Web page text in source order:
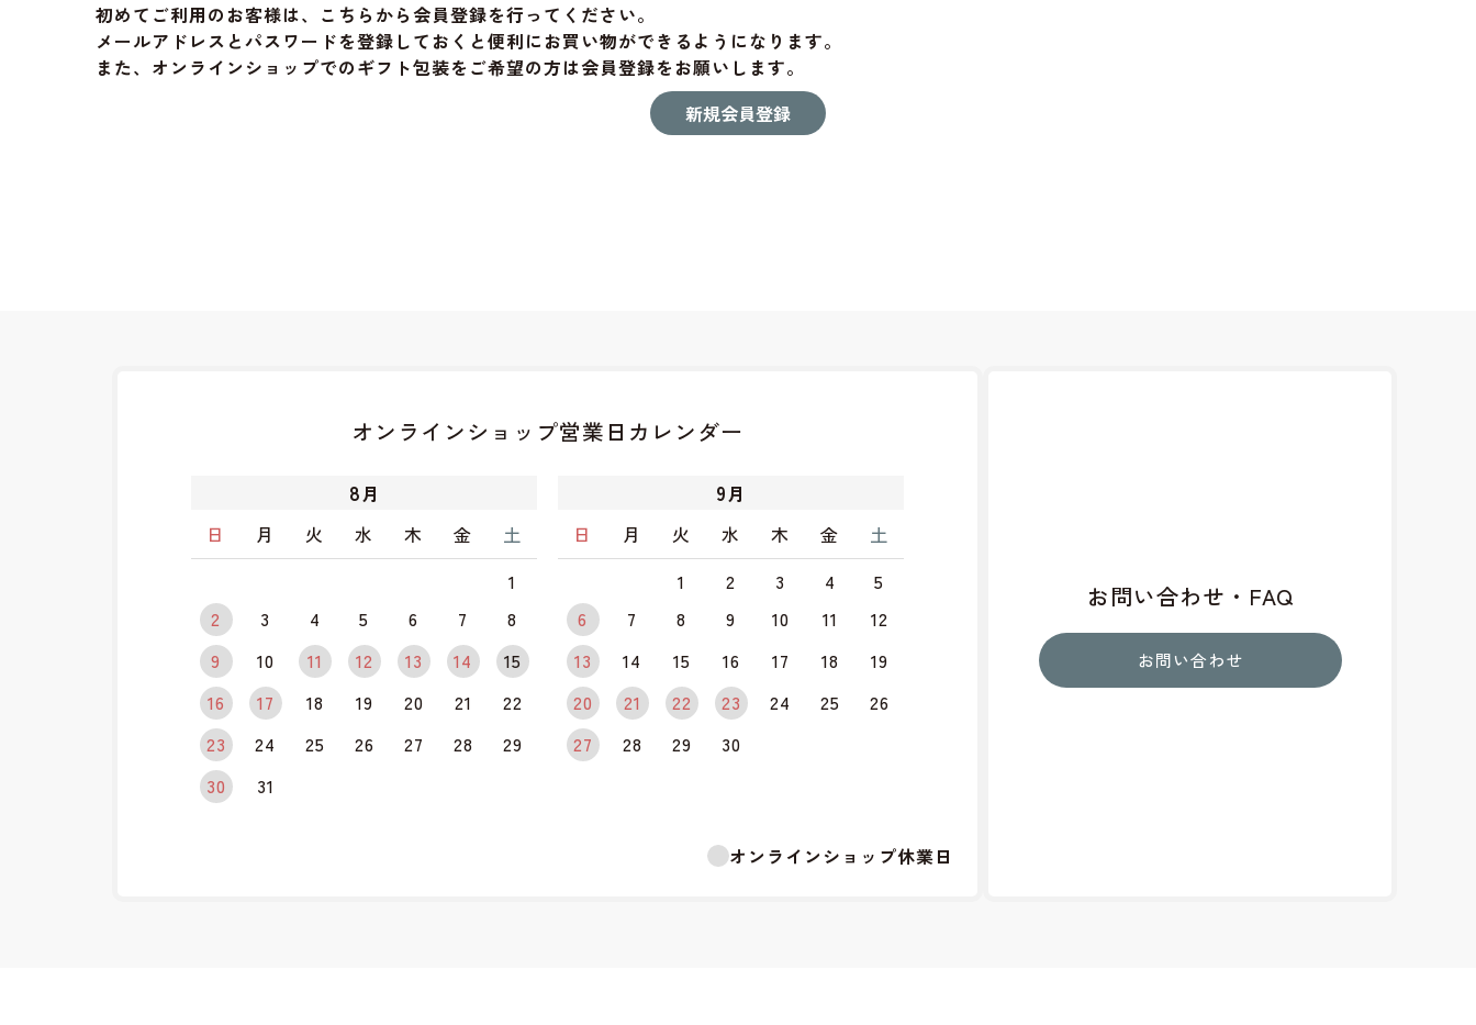
初めてご利用のお客様は、こちらから会員登録を行ってください。
メールアドレスとパスワードを登録しておくと便利にお買い物ができるようになります。
また、オンラインショップでのギフト包装をご希望の方は会員登録をお願いします。
お問い合わせ・FAQ
お問い合わせ
オンラインショップ営業日カレンダー
8月
日
月 火 水 木 金
土
1
2
3 4 5 6 7
8
9
10 11 12 13 14
15
16
17 18 19 20 21
22
23
24 25 26 27 28
29
30
31
9月
日
月 火 水 木 金
土
1
2 3 4
5
6
7 8 9 10 11
12
13
14 15 16 17 18
19
20
21 22 23 24 25
26
27
28 29 30
オンラインショップ休業日